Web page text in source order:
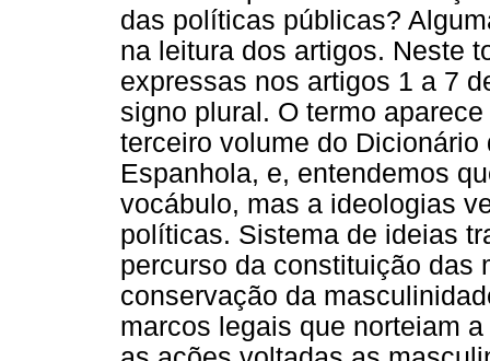
das políticas públicas?
na leitura dos artigos. Neste
expressas nos artigos 1 a 7
signo plural. O termo
terceiro volume do
Espanhola, e, entendemos
vocábulo, mas a ideologias
políticas. Sistema de ideias
percurso da constituição das
conservação da
marcos legais que norteiam